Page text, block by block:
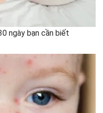
ngày bạn cần biết